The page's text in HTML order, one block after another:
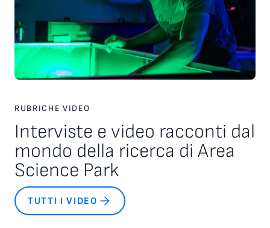
RUBRICHE VIDEO
Interviste e video racconti dal
mondo della ricerca di Area
Science Park
TUTTI I VIDEO